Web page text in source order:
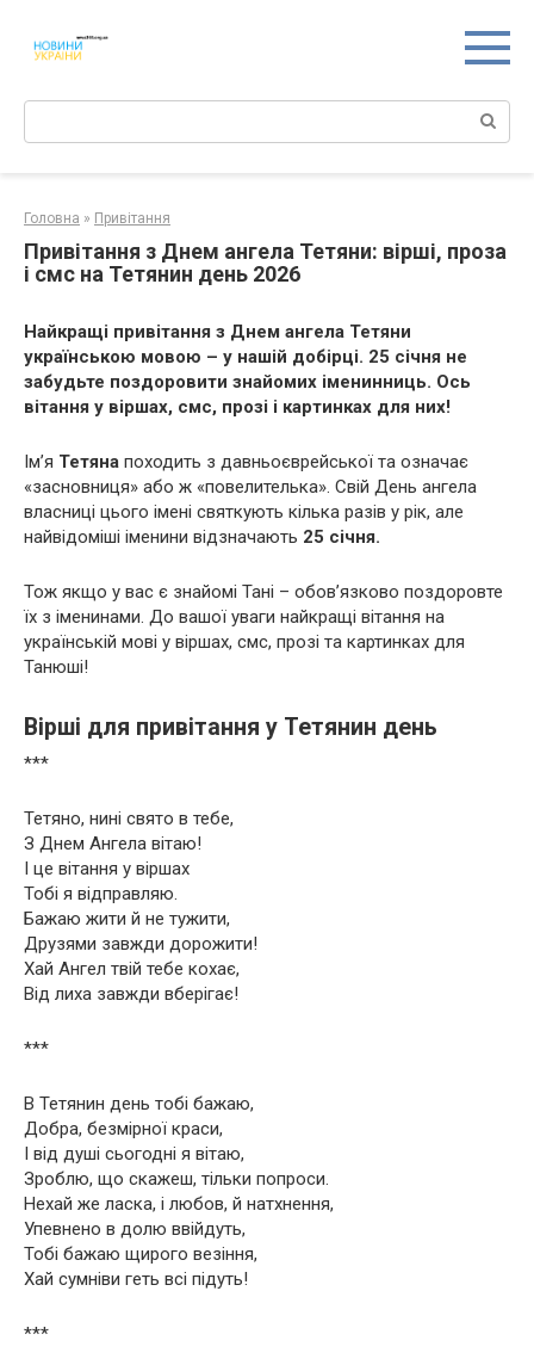
контенту
Поиск:
Головна » Привітання
Привітання з Днем ангела Тетяни: вірші, проза
і смс на Тетянин день 2026
Найкращі привітання з Днем ангела Тетяни
українською мовою – у нашій добірці. 25 січня не
забудьте поздоровити знайомих іменинниць. Ось
вітання у віршах, смс, прозі і картинках для них!
Ім’я Тетяна походить з давньоєврейської та означає
«засновниця» або ж «повелителька». Свій День ангела
власниці цього імені святкують кілька разів у рік, але
найвідоміші іменини відзначають 25 січня.
Тож якщо у вас є знайомі Тані – обов’язково поздоровте
їх з іменинами. До вашої уваги найкращі вітання на
українській мові у віршах, смс, прозі та картинках для
Танюші!
Вірші для привітання у Тетянин день
***
Тетяно, нині свято в тебе,
З Днем Ангела вітаю!
І це вітання у віршах
Тобі я відправляю.
Бажаю жити й не тужити,
Друзями завжди дорожити!
Хай Ангел твій тебе кохає,
Від лиха завжди вберігає!
***
В Тетянин день тобі бажаю,
Добра, безмірної краси,
І від душі сьогодні я вітаю,
Зроблю, що скажеш, тільки попроси.
Нехай же ласка, і любов, й натхнення,
Упевнено в долю ввійдуть,
Тобі бажаю щирого везіння,
Хай сумніви геть всі підуть!
***